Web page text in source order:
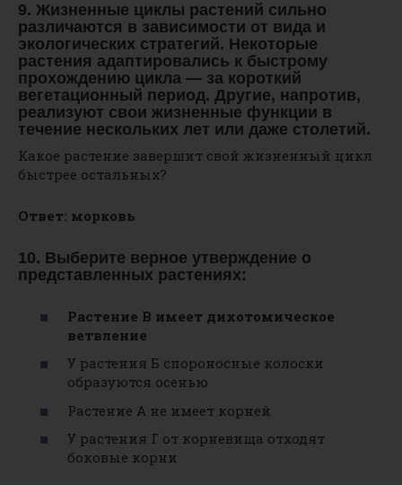
9. Жизненные циклы растений сильно
различаются в зависимости от вида и
экологических стратегий. Некоторые
растения адаптировались к быстрому
прохождению цикла — за короткий
вегетационный период. Другие, напротив,
реализуют свои жизненные функции в
течение нескольких лет или даже столетий.
Какое растение завершит свой жизненный цикл
быстрее остальных?
Ответ: морковь
10. Выберите верное утверждение о
представленных растениях:
Растение В имеет дихотомическое
ветвление
У растения Б спороносные колоски
образуются осенью
Растение А не имеет корней
У растения Г от корневища отходят
боковые корни